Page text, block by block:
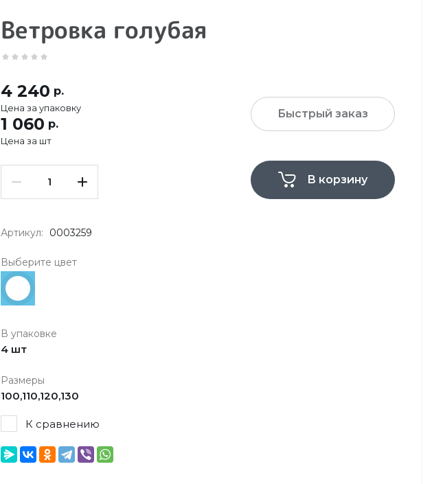
Ветровка голубая
4 240 р.
Цена за упаковку
1 060 р.
Цена за шт
В корзину
Быстрый заказ
Артикул: 0003259
Выберите цвет
В упаковке
4 шт
Размеры
100,110,120,130
К сравнению